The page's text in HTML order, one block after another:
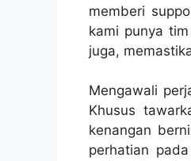
memberi
kami punya
juga,
Mengawali
Khusus
kenangan
perhatian